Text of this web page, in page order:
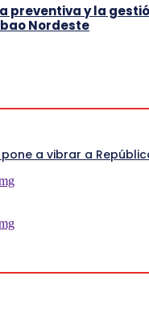
preventiva y la
Nordeste
a vibrar a